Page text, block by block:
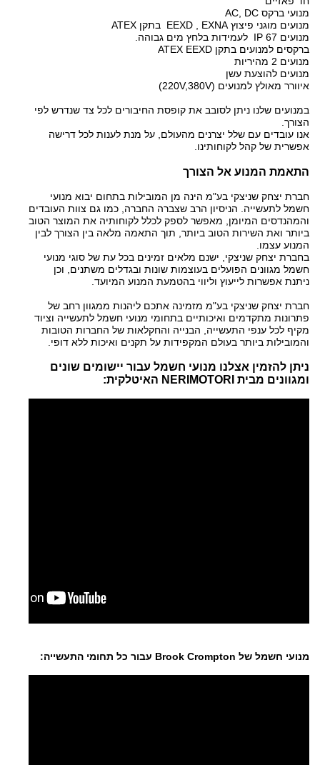
מנועי ברקס AC, DC
מנועים מוגני פיצוץ EEXD , EXNA בתקן ATEX
מנועים IP 67 לעמידות בלחץ מים גבוהה.
ברקסים למנועים בתקן ATEX EEXD
מנועים 2 מהיריות
מנועים להוצעת עשן
איוורר מאולץ למנועים (220V,380V)
במנועים שלנו ניתן לסובב את קופסת החיבורים לכל צד שנדרש לפי
הצורך.
אנו עובדים עם שלל יצרנים מהעולם, על מנת לענות לכל דרישה
אפשרית של קהל לקוחותינו.
התאמת המנוע אל הצורך
חברת יצחק שניצקי בע"מ הינה מן המובילות בתחום יבוא מנועי
חשמל לתעשייה. הניסיון הרב שצברה החברה, כמו גם צוות העובדים
והמהנדסים המיומן, מאפשר לספק לכלל לקוחותיה את המוצר הטוב
ביותר ואת השירות הטוב ביותר, תוך התאמה מלאה בין הצורך לבין
המנוע עצמו.
בחברת יצחק שניצקי, ישנם מלאים זמינים בכל עת של סוגי מנועי
חשמל מגוונים הפועלים בעוצמות שונות ובגדלים משתנים, וכן
ניתנת אפשרות לייעוץ וליווי בהטמעת המנוע המיועד.
חברת יצחק שניצקי בע"מ מזמינה אתכם ליהנות ממגוון רחב של
פתרונות מתקדמים ואיכותיים בתחומי מנועי חשמל לתעשייה וציוד
מקיף לכל ענפי התעשייה, הבנייה והחקלאות של החברות הטובות
והמובילות ביותר בעולם המקפידות על תקנים ואיכות ללא דופי.
ניתן להזמין אצלנו מנועי חשמל עבור יישומים שונים
ומגוונים מבית NERIMOTORI האיטלקית:
מנועי חשמל של Brook Crompton עבור כל תחומי התעשייה: